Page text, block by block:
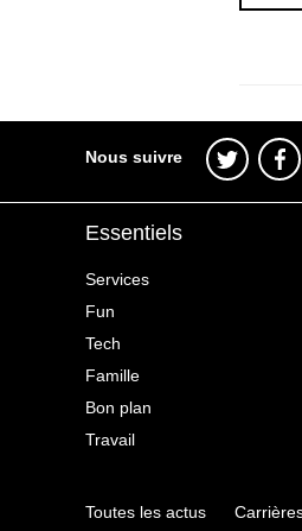
Nous suivre
Essentiels
Services
Fun
Tech
Famille
Bon plan
Travail
Toutes les actus